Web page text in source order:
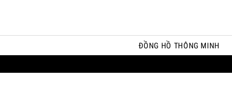
ĐỒNG HỒ THÔNG MINH